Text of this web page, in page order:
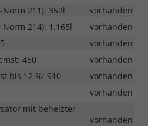
211): 352l
vorhanden
214): 1.165l
vorhanden
vorhanden
450
vorhanden
bis 12 %: 910
vorhanden
vorhanden
mit beheizter
vorhanden